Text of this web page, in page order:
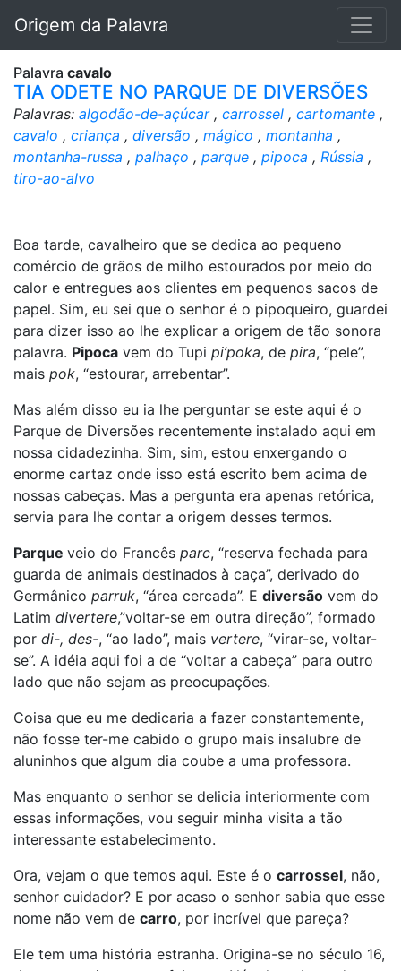
Origem da Palavra
Palavra cavalo
TIA ODETE NO PARQUE DE DIVERSÕES
Palavras: algodão-de-açúcar, carrossel , cartomante ,
cavalo , criança , diversão , mágico , montanha ,
montanha-russa , palhaço , parque , pipoca , Rússia ,
tiro-ao-alvo
Boa tarde, cavalheiro que se dedica ao pequeno
comércio de grãos de milho estourados por meio do
calor e entregues aos clientes em pequenos sacos de
papel. Sim, eu sei que o senhor é o pipoqueiro, guardei
para dizer isso ao lhe explicar a origem de tão sonora
palavra. Pipoca vem do Tupi pi’poka, de pira, “pele”,
mais pok, “estourar, arrebentar”.
Mas além disso eu ia lhe perguntar se este aqui é o
Parque de Diversões recentemente instalado aqui em
nossa cidadezinha. Sim, sim, estou enxergando o
enorme cartaz onde isso está escrito bem acima de
nossas cabeças. Mas a pergunta era apenas retórica,
servia para lhe contar a origem desses termos.
Parque veio do Francês parc, “reserva fechada para
guarda de animais destinados à caça”, derivado do
Germânico parruk, “área cercada”. E diversão vem do
Latim divertere,”voltar-se em outra direção”, formado
por di-, des-, “ao lado”, mais vertere, “virar-se, voltar-
se”. A idéia aqui foi a de “voltar a cabeça” para outro
lado que não sejam as preocupações.
Coisa que eu me dedicaria a fazer constantemente,
não fosse ter-me cabido o grupo mais insalubre de
aluninhos que algum dia coube a uma professora.
Mas enquanto o senhor se delicia interiormente com
essas informações, vou seguir minha visita a tão
interessante estabelecimento.
Ora, vejam o que temos aqui. Este é o carrossel, não,
senhor cuidador? E por acaso o senhor sabia que esse
nome não vem de carro, por incrível que pareça?
Ele tem uma história estranha. Origina-se no século 16,